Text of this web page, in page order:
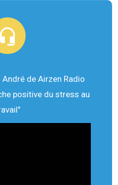
de Airzen Radio
positive du stress au